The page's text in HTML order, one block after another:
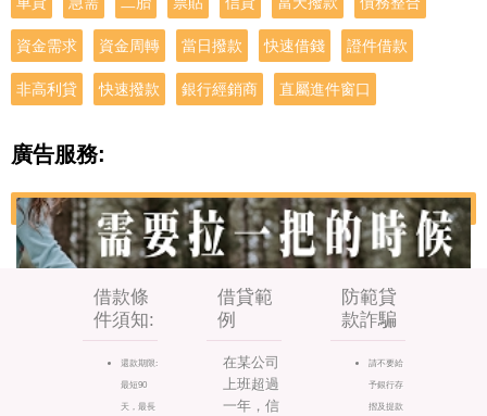
資金需求 資金周轉 當日撥款 快速借錢 證件借款
非高利貸 快速撥款 銀行經銷商 直屬進件窗口
廣告服務:
借款條
件須知:
還款期限:
最短90
天，最長
借貸範
例
在某公司
上班超過
一年，信
防範貸
款詐騙
請不要給
予銀行存
摺及提款